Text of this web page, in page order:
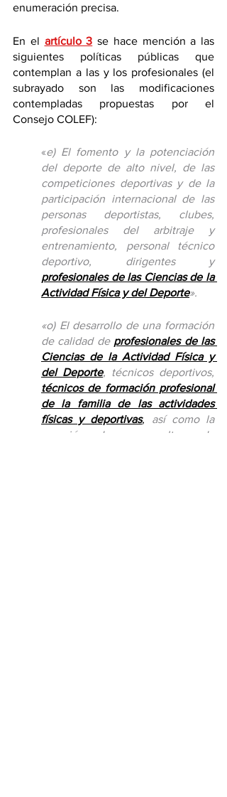
enumeración precisa.
En el artículo 3 se hace mención a las
siguientes políticas públicas que
contemplan a las y los profesionales (el
subrayado son las modificaciones
contempladas propuestas por el
Consejo COLEF):
«e) El fomento y la potenciación
del deporte de alto nivel, de las
competiciones deportivas y de la
participación internacional de las
personas deportistas, clubes,
profesionales del arbitraje y
entrenamiento, personal técnico
deportivo, dirigentes y
profesionales de las Ciencias de la
Actividad Física y del Deporte».
«o) El desarrollo de una formación
de calidad de profesionales de las
Ciencias de la Actividad Física y
del Deporte
técnicos de formación profesional
de la familia de las actividades
físicas y deportivas, así como la
creación de una cultura de